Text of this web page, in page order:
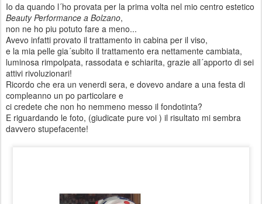
Io da quando l´ho provata per la prima volta nel mio centro estetico
Beauty Performance a Bolzano,
non ne ho piu potuto fare a meno...
Avevo infatti provato il trattamento in cabina per il viso,
e la mia pelle gia´subito il trattamento era nettamente cambiata,
luminosa rimpolpata, rassodata e schiarita, grazie all´apporto di sei
attivi rivoluzionari!
Ricordo che era un venerdi sera, e dovevo andare a una festa di
compleanno un po particolare e
ci credete che non ho nemmeno messo il fondotinta?
E riguardando le foto, (giudicate pure voi ) il risultato mi sembra
davvero stupefacente!